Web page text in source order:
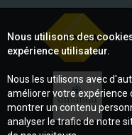
Nous utilisons des
expérience utilisateur.
Nous les utilisons avec
améliorer votre expérience
montrer un contenu
analyser le trafic de notre